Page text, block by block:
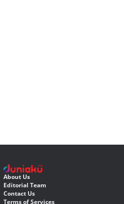
About Us
Editorial Team
Contact Us
Terms of Services